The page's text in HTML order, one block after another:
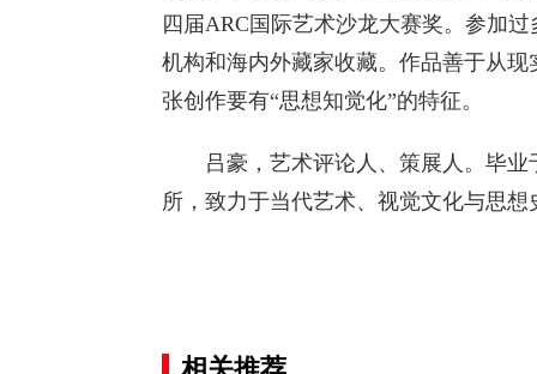
四届ARC国际艺术沙龙大赛奖。参加
机构和海内外藏家收藏。作品善于从
张创作要有“思想知觉化”的特征。
吕豪，艺术评论人、策展人。毕业
所，致力于当代艺术、视觉文化与思